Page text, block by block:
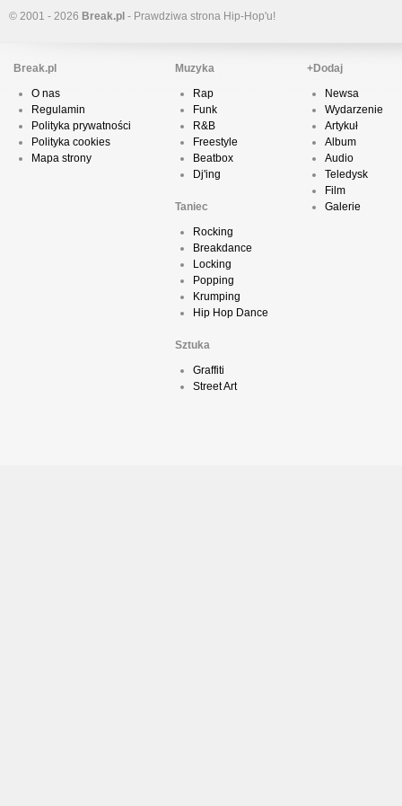
© 2001 - 2026 Break.pl - Prawdziwa strona Hip-Hop'u!
Break.pl
O nas
Regulamin
Polityka prywatności
Polityka cookies
Mapa strony
Muzyka
Rap
Funk
R&B
Freestyle
Beatbox
Dj'ing
Taniec
Rocking
Breakdance
Locking
Popping
Krumping
Hip Hop Dance
Sztuka
Graffiti
Street Art
+Dodaj
Newsa
Wydarzenie
Artykuł
Album
Audio
Teledysk
Film
Galerie